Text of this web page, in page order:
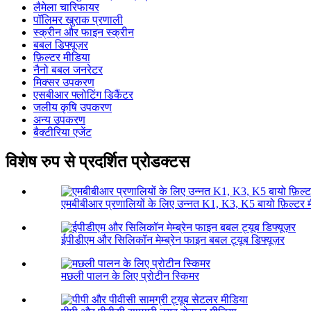
लैमेला चारिफायर
पॉलिमर खुराक प्रणाली
स्क्रीन और फाइन स्क्रीन
बबल डिफ्यूज़र
फ़िल्टर मीडिया
नैनो बबल जनरेटर
मिक्सर उपकरण
एसबीआर फ्लोटिंग डिकैंटर
जलीय कृषि उपकरण
अन्य उपकरण
बैक्टीरिया एजेंट
विशेष रुप से प्रदर्शित प्रोडक्टस
एमबीबीआर प्रणालियों के लिए उन्नत K1, K3, K5 बायो फ़िल्टर
ईपीडीएम और सिलिकॉन मेम्ब्रेन फाइन बबल ट्यूब डिफ्यूज़र
मछली पालन के लिए प्रोटीन स्किमर